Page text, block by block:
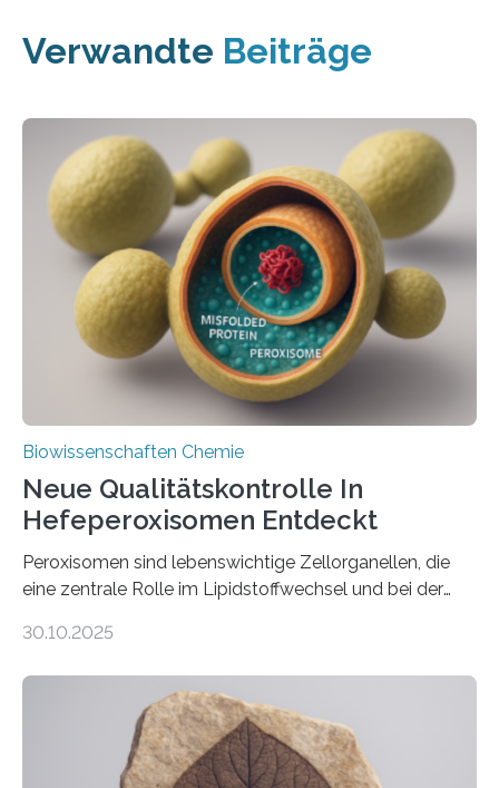
Verwandte Beiträge
Biowissenschaften Chemie
Neue Qualitätskontrolle In
Hefeperoxisomen Entdeckt
Peroxisomen sind lebenswichtige Zellorganellen, die
eine zentrale Rolle im Lipidstoffwechsel und bei der
erfüllen können, müssen zahlreiche Enzyme präzise in
der Ruhr-Universität Bochum um Prof. Dr. Ralf Erdmann
und Dr. Ismaila Francis Yusuf hat nun einen bislang
unbekannten Qualitätskontrollmechanismus des
peroxisomalen Proteintransports in der Bäckerhefe
30.10.2025